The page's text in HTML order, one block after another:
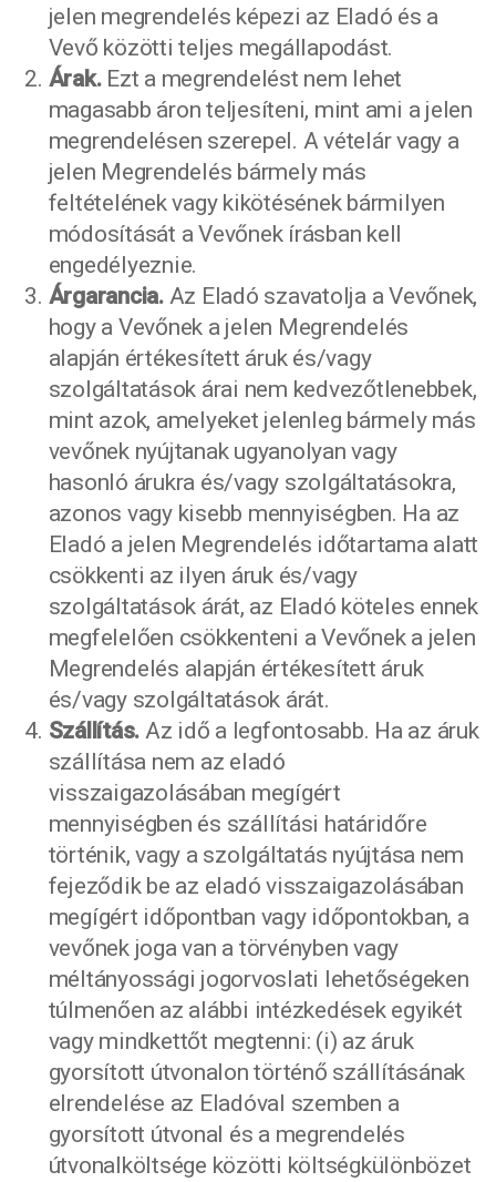
jelen megrendelés képezi az Eladó és a
Vevő közötti teljes megállapodást.
Árak. Ezt a megrendelést nem lehet
magasabb áron teljesíteni, mint ami a jelen
megrendelésen szerepel. A vételár vagy a
jelen Megrendelés bármely más
feltételének vagy kikötésének bármilyen
módosítását a Vevőnek írásban kell
engedélyeznie.
Árgarancia.Az Eladó szavatolja a Vevőnek,
hogy a Vevőnek a jelen Megrendelés
alapján értékesített áruk és/vagy
szolgáltatások árai nem kedvezőtlenebbek,
mint azok, amelyeket jelenleg bármely más
vevőnek nyújtanak ugyanolyan vagy
hasonló árukra és/vagy szolgáltatásokra,
azonos vagy kisebb mennyiségben. Ha az
Eladó a jelen Megrendelés időtartama alatt
csökkenti az ilyen áruk és/vagy
szolgáltatások árát, az Eladó köteles ennek
megfelelően csökkenteni a Vevőnek a jelen
Megrendelés alapján értékesített áruk
és/vagy szolgáltatások árát.
Szállítás. Az idő a legfontosabb. Ha az áruk
szállítása nem az eladó
visszaigazolásában megígért
mennyiségben és szállítási határidőre
történik, vagy a szolgáltatás nyújtása nem
fejeződik be az eladó visszaigazolásában
megígért időpontban vagy időpontokban, a
vevőnek joga van a törvényben vagy
méltányossági jogorvoslati lehetőségeken
túlmenően az alábbi intézkedések egyikét
vagy mindkettőt megtenni: (i) az áruk
gyorsított útvonalon történő szállításának
elrendelése az Eladóval szemben a
gyorsított útvonal és a megrendelés
útvonalköltsége közötti költségkülönbözet